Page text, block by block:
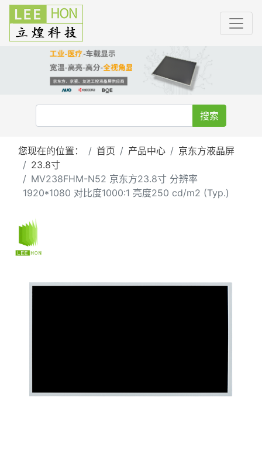
搜索
您现在的位置： 首页 产品中心
京东方液晶屏
23.8寸
MV238FHM-N52 京东方23.8寸 分辨率
1920*1080 对比度1000:1 亮度250 cd/m2 (Typ.)